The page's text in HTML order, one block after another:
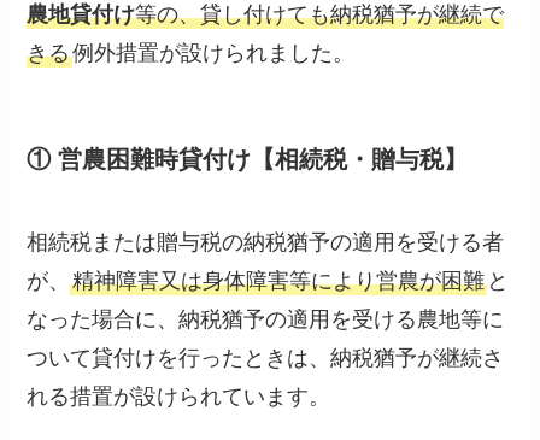
農地貸付け等の、貸し付けても納税猶予が継続で
きる例外措置が設けられました。
① 営農困難時貸付け【相続税・贈与税】
相続税または贈与税の納税猶予の適用を受ける者
が、精神障害又は身体障害等により営農が困難 と
なった場合に、納税猶予の適用を受ける農地等に
ついて貸付けを行ったときは、納税猶予が継続さ
れる措置が設けられています。